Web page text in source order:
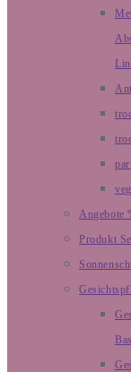
Angebote
Produkt